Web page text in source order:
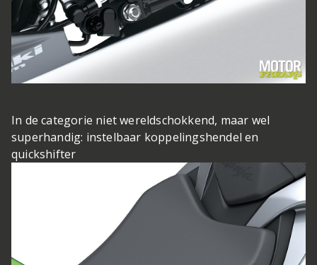
In de categorie niet wereldschokkend, maar wel
superhandig: instelbaar koppelingshendel en
quickshifter